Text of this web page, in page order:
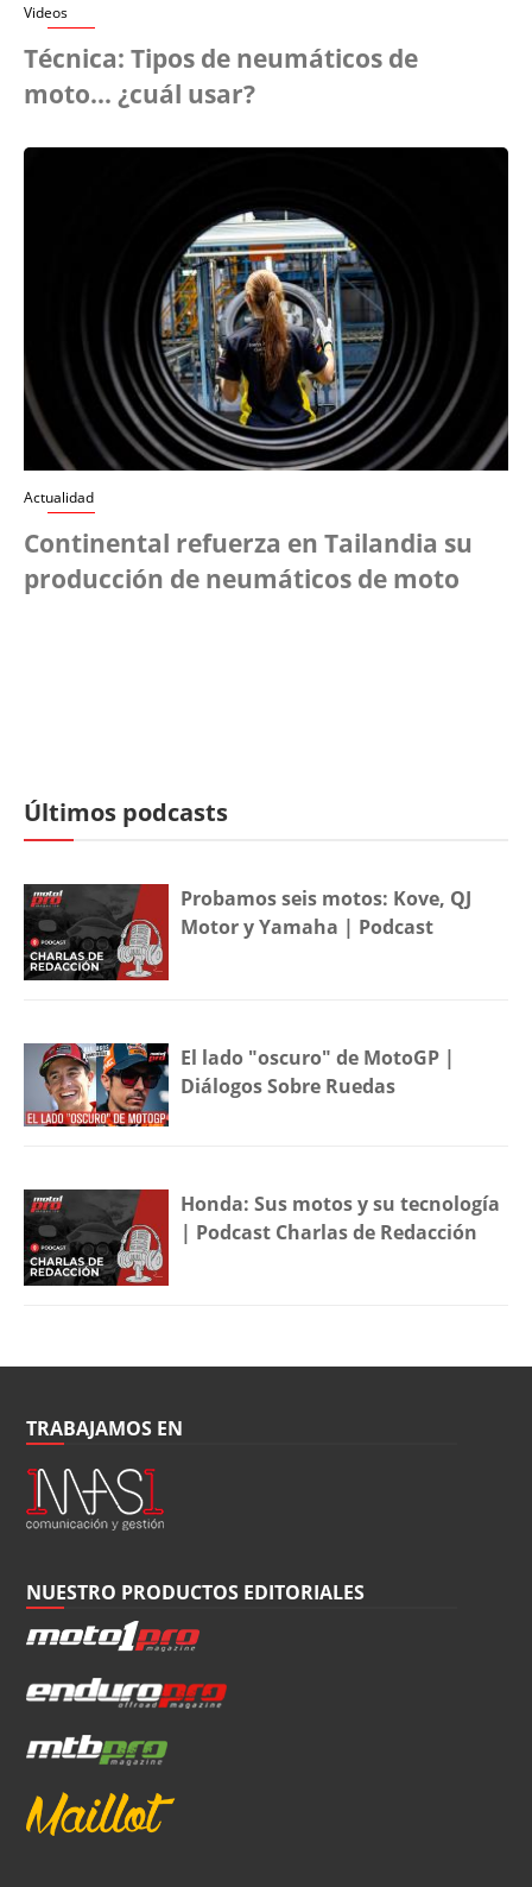
Videos
Técnica: Tipos de neumáticos de
moto... ¿cuál usar?
Actualidad
Continental refuerza en Tailandia su
producción de neumáticos de moto
Últimos podcasts
Probamos seis motos: Kove, QJ
Motor y Yamaha | Podcast
El lado "oscuro" de MotoGP |
Diálogos Sobre Ruedas
Honda: Sus motos y su tecnología
| Podcast Charlas de Redacción
TRABAJAMOS EN
NUESTRO PRODUCTOS EDITORIALES